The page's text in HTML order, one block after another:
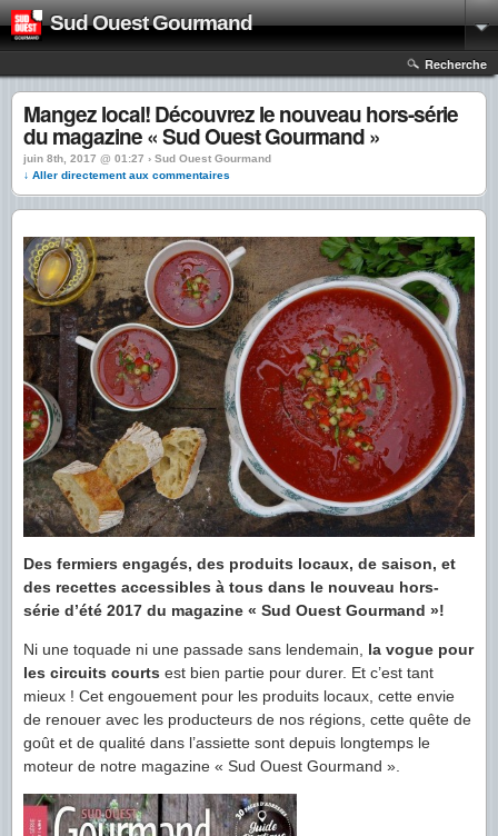
Sud Ouest Gourmand
Recherche
Mangez local! Découvrez le nouveau hors-série
du magazine « Sud Ouest Gourmand »
juin 8th, 2017 @ 01:27 › Sud Ouest Gourmand
↓ Aller directement aux commentaires
Des fermiers engagés, des produits locaux, de saison, et
des recettes accessibles à tous dans le nouveau hors-
série d’été 2017 du magazine « Sud Ouest Gourmand »!
Ni une toquade ni une passade sans lendemain, la vogue pour
les circuits courts est bien partie pour durer. Et c’est tant
mieux ! Cet engouement pour les produits locaux, cette envie
de renouer avec les producteurs de nos régions, cette quête de
goût et de qualité dans l’assiette sont depuis longtemps le
moteur de notre magazine « Sud Ouest Gourmand ».